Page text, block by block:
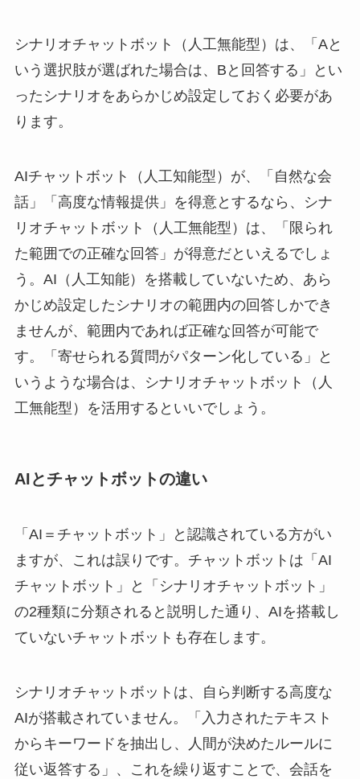
シナリオチャットボット（人工無能型）は、「Aと
いう選択肢が選ばれた場合は、Bと回答する」とい
ったシナリオをあらかじめ設定しておく必要があ
ります。
AIチャットボット（人工知能型）が、「自然な会
話」「高度な情報提供」を得意とするなら、シナ
リオチャットボット（人工無能型）は、「限られ
た範囲での正確な回答」が得意だといえるでしょ
う。AI（人工知能）を搭載していないため、あら
かじめ設定したシナリオの範囲内の回答しかでき
ませんが、範囲内であれば正確な回答が可能で
す。「寄せられる質問がパターン化している」と
いうような場合は、シナリオチャットボット（人
工無能型）を活用するといいでしょう。
AIとチャットボットの違い
「AI＝チャットボット」と認識されている方がい
ますが、これは誤りです。チャットボットは「AI
チャットボット」と「シナリオチャットボット」
の2種類に分類されると説明した通り、AIを搭載し
ていないチャットボットも存在します。
シナリオチャットボットは、自ら判断する高度な
AIが搭載されていません。「入力されたテキスト
からキーワードを抽出し、人間が決めたルールに
従い返答する」、これを繰り返すことで、会話を